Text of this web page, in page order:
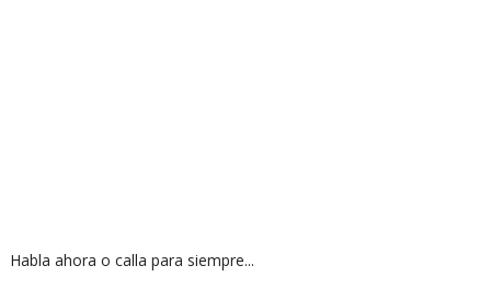
Habla ahora o calla para siempre...